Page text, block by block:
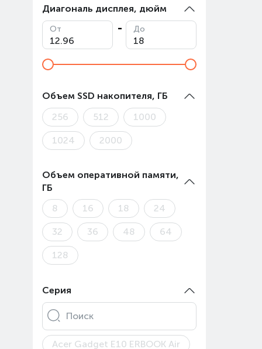
Диагональ дисплея, дюйм
От До
Объем SSD накопителя, ГБ
256
512 1000
1024 2000
Объем оперативной памяти,
ГБ
8
16 18 24
32 36 48 64
128
Серия
Поиск
Acer Gadget E10 ERBOOK Air